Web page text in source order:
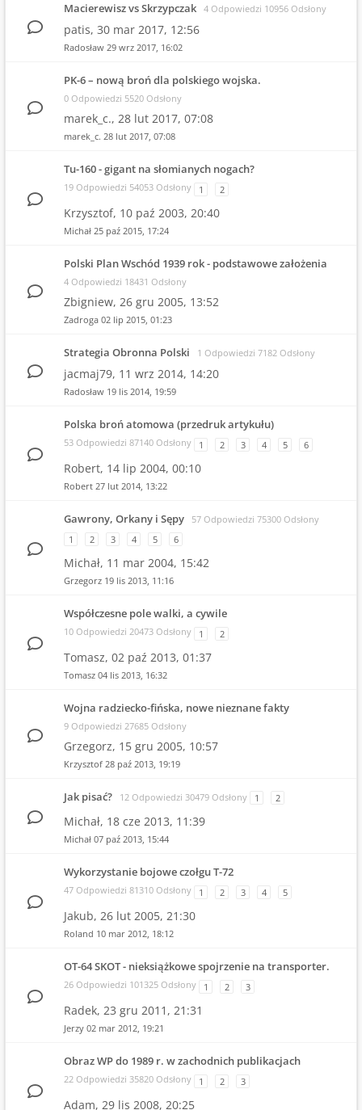
Macierewisz vs Skrzypczak 4 Odpowiedzi 10956 Odsłony
patis, 30 mar 2017, 12:56
Radosław 29 wrz 2017, 16:02
PK-6 – nową broń dla polskiego wojska.
0 Odpowiedzi 5520 Odsłony
marek_c., 28 lut 2017, 07:08
marek_c. 28 lut 2017, 07:08
Tu-160 - gigant na słomianych nogach?
19 Odpowiedzi 54053 Odsłony 1 2
Krzysztof, 10 paź 2003, 20:40
Michał 25 paź 2015, 17:24
Polski Plan Wschód 1939 rok - podstawowe założenia
4 Odpowiedzi 18431 Odsłony
Zbigniew, 26 gru 2005, 13:52
Zadroga 02 lip 2015, 01:23
Strategia Obronna Polski 1 Odpowiedzi 7182 Odsłony
jacmaj79, 11 wrz 2014, 14:20
Radosław 19 lis 2014, 19:59
Polska broń atomowa (przedruk artykułu)
53 Odpowiedzi 87140 Odsłony 1 2 3 4 5 6
Robert, 14 lip 2004, 00:10
Robert 27 lut 2014, 13:22
Gawrony, Orkany i Sępy
57 Odpowiedzi 75300 Odsłony
1
2 3 4 5 6
Michał, 11 mar 2004, 15:42
Grzegorz 19 lis 2013, 11:16
Współczesne pole walki, a cywile
10 Odpowiedzi 20473 Odsłony 1 2
Tomasz, 02 paź 2013, 01:37
Tomasz 04 lis 2013, 16:32
Wojna radziecko-fińska, nowe nieznane fakty
9 Odpowiedzi 27685 Odsłony
Grzegorz, 15 gru 2005, 10:57
Krzysztof 28 paź 2013, 19:19
Jak pisać? 12 Odpowiedzi 30479 Odsłony 1 2
Michał, 18 cze 2013, 11:39
Michał 07 paź 2013, 15:44
Wykorzystanie bojowe czołgu T-72
47 Odpowiedzi 81310 Odsłony 1 2 3 4 5
Jakub, 26 lut 2005, 21:30
Roland 10 mar 2012, 18:12
OT-64 SKOT - nieksiążkowe spojrzenie na transporter.
26 Odpowiedzi 101325 Odsłony 1 2 3
Radek, 23 gru 2011, 21:31
Jerzy 02 mar 2012, 19:21
Obraz WP do 1989 r. w zachodnich publikacjach
22 Odpowiedzi 35820 Odsłony 1 2 3
Adam, 29 lis 2008, 20:25